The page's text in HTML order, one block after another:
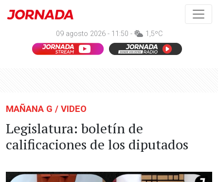
09 agosto 2026 - 11:50 - 1,5ºC
MAÑANA G / VIDEO
Legislatura: boletín de
calificaciones de los diputados